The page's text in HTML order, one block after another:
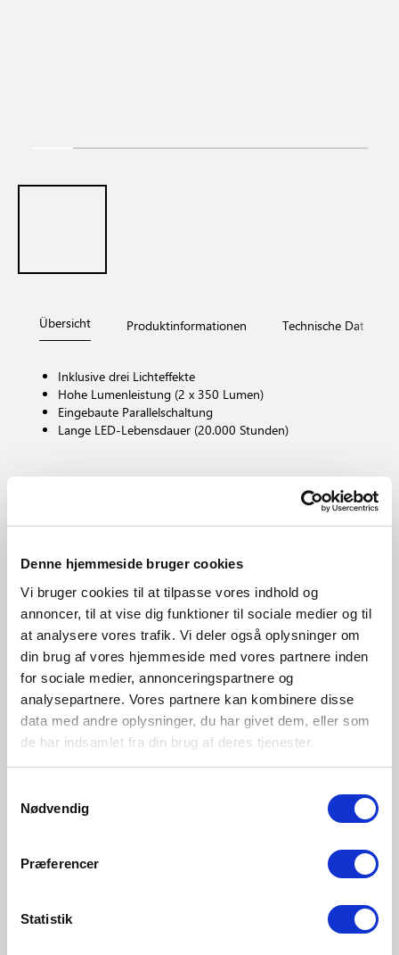
Denne hjemmeside bruger cookies
Vi bruger cookies til at tilpasse vores indhold og
annoncer, til at vise dig funktioner til sociale medier og til
at analysere vores trafik. Vi deler også oplysninger om
din brug af vores hjemmeside med vores partnere inden
for sociale medier, annonceringspartnere og
analysepartnere. Vores partnere kan kombinere disse
data med andre oplysninger, du har givet dem, eller som
de har indsamlet fra din brug af deres tjenester.
Nødvendig
Præferencer
Statistik
Übersicht Produktinformationen Technische Daten
Inklusive drei Lichteffekte
Hohe Lumenleistung (2 x 350 Lumen)
Eingebaute Parallelschaltung
Lange LED-Lebensdauer (20.000 Stunden)
Leuchtmittelsockel
Dimmbar?
Farbtemperatur (K)
Helligkeit des Lichts (Lumen)
350.0
IP-Grad
IP54
Bereich
Außen
Hauptmaterial
Aluminium